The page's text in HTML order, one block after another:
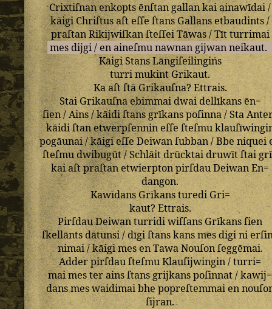
Crixtiſnanenkopts ēnſtangallankaiainawīdai/
kāigiChriſtusaſteſſeſtansGallansetbaudints/
praſtanRikijwiſkanſteſſeiTāwas/Tītturrimai
mes dijgi/ en aineſmu nawnan gijwan neikaut.
KāigiStansLāngiſeilingins
turrimukintGrikaut.
KaaſtſtāGrikauſna?Ettrais.
StaiGrikauſnaebimmaidwaidellīkansēn=
ſien/Ains/kāidiſtansgrīkanspoſinna/Sta
kāidiſtanetwerpſennineſſe ſteſmu
pogāunai/kāigieſſeDeiwanſubban/Bbeniquei
ſteſmudwibugūt/Schlāitdrūcktai druwītſtai
kaiaſt praſtan etwierptonpirſdau DeiwanEn=
dangon.
KawīdansGrīkansturediGri=
kaut?Ettrais.
PirſdauDeiwanturridiwiſſans Grīkans ſien
ſkellāntsdātunsi/dīgiſtanskansmesdigini
nimai/kāigimesenTawaNouſonſeggēmai.
Adderpirſdauſteſmu Klauſijwingin/turri=
maimesterainsſtansgrijkans poſinnat/kawij=
dansmeswaidimaibhepopreſtemmai en
ſijran.